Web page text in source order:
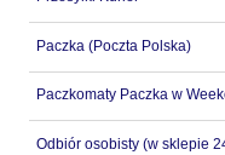
Paczka (Poczta Polska)
Paczkomaty Paczka w
Odbiór osobisty (w sklepie